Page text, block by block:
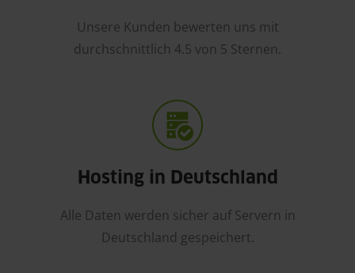
Unsere Kunden bewerten uns mit
durchschnittlich 4.5 von 5 Sternen.
Hosting in Deutschland
Alle Daten werden sicher auf Servern in
Deutschland gespeichert.